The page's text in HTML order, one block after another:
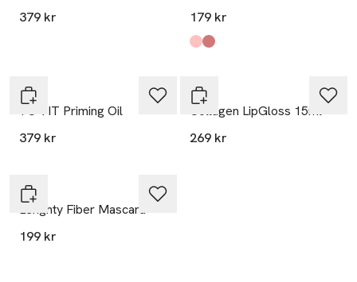
379 kr
179 kr
Produkten finns i färgerna:
Calm
Love
Pixi
+C VIT Priming Oil
379 kr
Pixi
Collagen LipGloss 15ml
269 kr
Pixi
Lenghty Fiber Mascara
199 kr